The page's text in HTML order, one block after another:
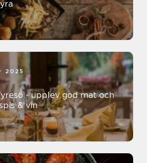
2025
- upplev god mat och
& vin